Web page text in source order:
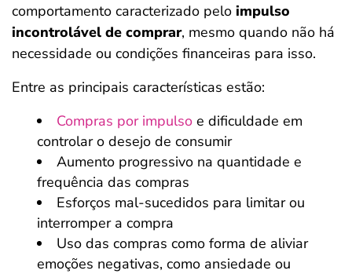
comportamento caracterizado pelo impulso
incontrolável de comprar, mesmo quando não há
necessidade ou condições financeiras para isso.
Entre as principais características estão:
Compras por impulso e dificuldade em
controlar o desejo de consumir
Aumento progressivo na quantidade e
frequência das compras
Esforços mal-sucedidos para limitar ou
interromper a compra
Uso das compras como forma de aliviar
emoções negativas, como ansiedade ou